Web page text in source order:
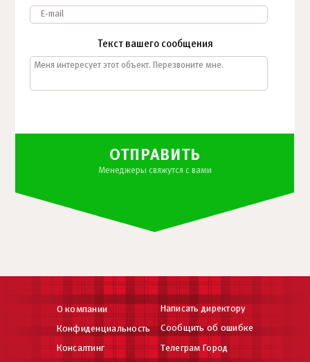
Текст вашего сообщения
ОТПРАВИТЬ
Менеджеры свяжутся с вами
О компании
Конфиденциальность
Консалтинг
Написать директору
Сообщить об ошибке
Телеграм Город